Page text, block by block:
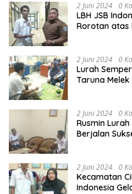
2 Juni 2024 0
LBH JSB
Rorotan atas
2 Juni 2024 0
Lurah
Taruna
2 Juni 2024 0
Rusmin
Berjalan
2 Juni 2024 0
Kecamatan
Indonesia